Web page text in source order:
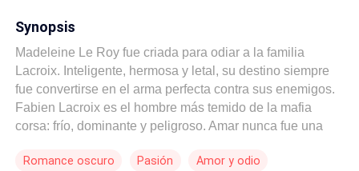
Synopsis
Madeleine Le Roy fue criada para odiar a la familia
Lacroix. Inteligente, hermosa y letal, su destino siempre
fue convertirse en el arma perfecta contra sus enemigos.
Fabien Lacroix es el hombre más temido de la mafia
corsa: frío, dominante y peligroso. Amar nunca fue una
una diversión... hasta que la conoció a ella y se convirtió
Romance oscuro Pasión Amor y odio